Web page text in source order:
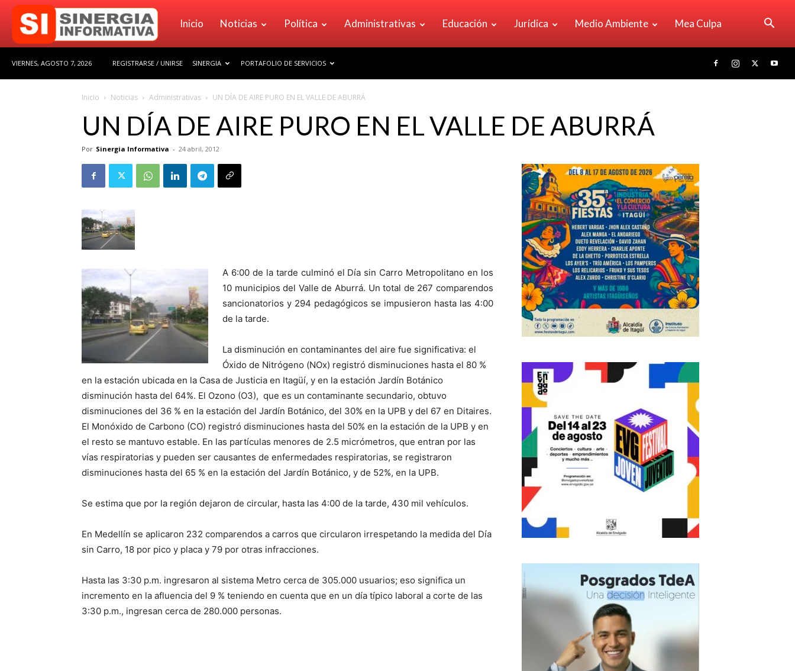
Sinergia
Inicio Noticias Política Administrativas Educación Jurídica Medio Ambiente Mea Culpa
VIERNES, AGOSTO 7, 2026 REGISTRARSE / UNIRSE SINERGIA PORTAFOLIO DE SERVICIOS
Inicio Noticias Administrativas UN DÍA DE AIRE PURO EN EL VALLE DE ABURRÁ
UN DÍA DE AIRE PURO EN EL VALLE DE ABURRÁ
Por Sinergia Informativa - 24 abril, 2012
A 6:00 de la tarde culminó el Día sin Carro Metropolitano en los
10 municipios del Valle de Aburrá. Un total de 267 comparendos
sancionatorios y 294 pedagógicos se impusieron hasta las 4:00
de la tarde.
La disminución en contaminantes del aire fue significativa: el
Óxido de Nitrógeno (NOx) registró disminuciones hasta el 80 %
en la estación ubicada en la Casa de Justicia en Itagüí, y en la estación Jardín Botánico
disminución hasta del 64%. El Ozono (O3), que es un contaminante secundario, obtuvo
disminuciones del 36 % en la estación del Jardín Botánico, del 30% en la UPB y del 67 en Ditaires.
El Monóxido de Carbono (CO) registró disminuciones hasta del 50% en la estación de la UPB y en
el resto se mantuvo estable. En las partículas menores de 2.5 micrómetros, que entran por las
vías respiratorias y pueden ser causantes de enfermedades respiratorias, se registraron
disminuciones hasta del 65 % en la estación del Jardín Botánico, y de 52%, en la UPB.
Se estima que por la región dejaron de circular, hasta las 4:00 de la tarde, 430 mil vehículos.
En Medellín se aplicaron 232 comparendos a carros que circularon irrespetando la medida del Día
sin Carro, 18 por pico y placa y 79 por otras infracciones.
Hasta las 3:30 p.m. ingresaron al sistema Metro cerca de 305.000 usuarios; eso significa un
incremento en la afluencia del 9 % teniendo en cuenta que en un día típico laboral a corte de las
3:30 p.m., ingresan cerca de 280.000 personas.